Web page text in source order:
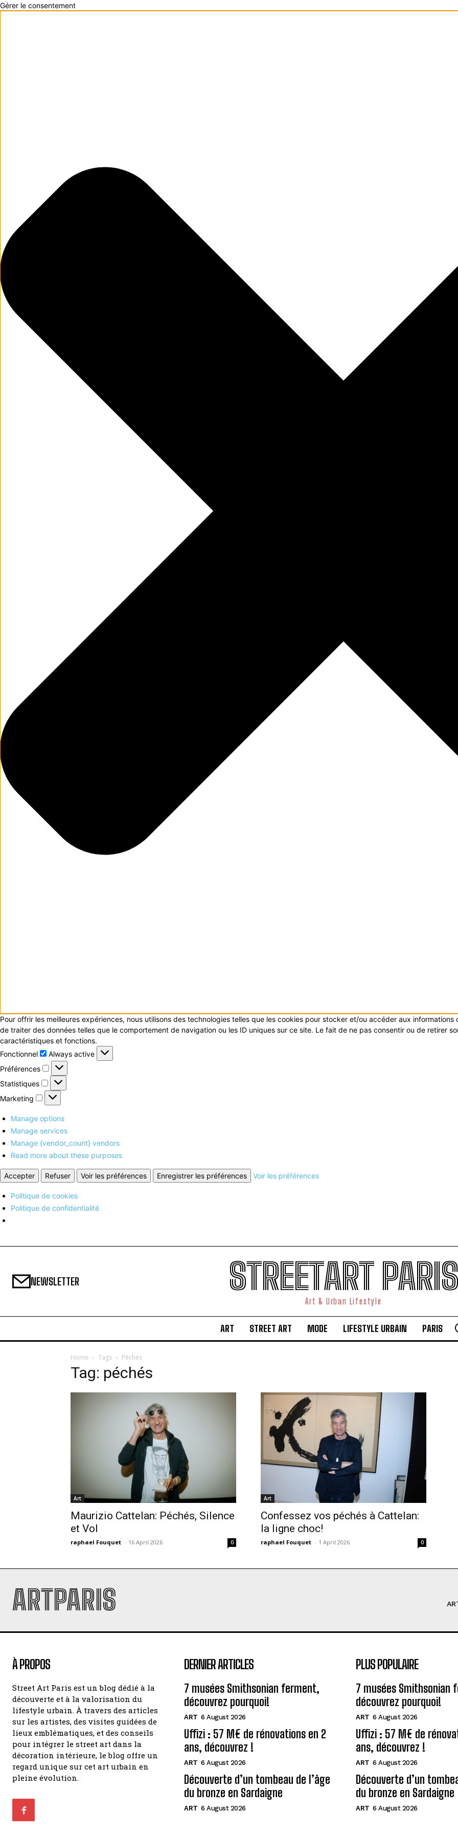
Gérer le consentement
Pour offrir les meilleures expériences, nous utilisons des technologies telles que les cookies pour stocker et/ou accéder aux
de traiter des données telles que le comportement de navigation ou les ID uniques sur ce site. Le fait de ne pas consentir ou de retirer
caractéristiques et fonctions.
Fonctionnel
Fonctionnel
Always active
Préférences
Préférences
Statistiques
Statistiques
Marketing
Marketing
Manage options
Manage services
Manage {vendor_count} vendors
Read more about these purposes
Accepter Refuser Voir les préférences Enregistrer les préférences Voir les préférences
Politique de cookies
Politique de confidentialité
NEWSLETTER STREETART PARIS
Art & Urban Lifestyle
ART STREET ART MODE LIFESTYLE URBAIN PARIS
Home Tags Péchés
Tag: péchés
Art
Maurizio Cattelan: Péchés, Silence
et Vol
raphael Fouquet - 16 April 2026 0
Art
Confessez vos péchés à Cattelan:
la ligne choc!
raphael Fouquet - 1 April 2026 0
ARTPARIS
À PROPOS
Street Art Paris est un blog dédié à la
découverte et à la valorisation du
lifestyle urbain. À travers des articles
sur les artistes, des visites guidées de
lieux emblématiques, et des conseils
pour intégrer le street art dans la
décoration intérieure, le blog offre un
regard unique sur cet art urbain en
pleine évolution.
DERNIER ARTICLES
7 musées Smithsonian ferment,
découvrez pourquoi!
ART 6 August 2026
Uffizi : 57 M€ de rénovations en 2
ans, découvrez !
ART 6 August 2026
Découverte d’un tombeau de l’âge
du bronze en Sardaigne
ART 6 August 2026
PLUS POPULAIRE
7 musées Smithsonian
découvrez pourquoi!
ART 6 August 2026
Uffizi : 57 M€ de
ans, découvrez !
ART 6 August 2026
Découverte d’un
du bronze en Sardaigne
ART 6 August 2026